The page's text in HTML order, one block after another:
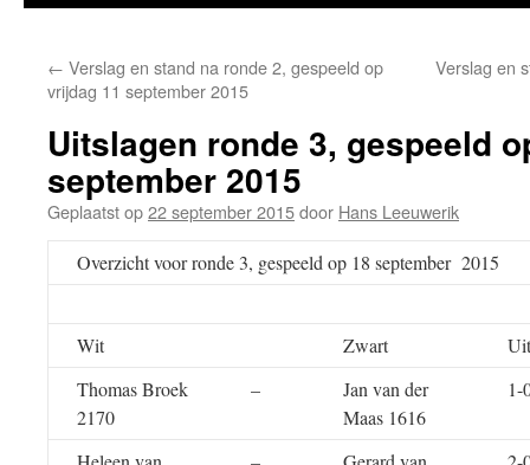
← Verslag en stand na ronde 2, gespeeld op
vrijdag 11 september 2015
Verslag en
Uitslagen ronde 3, gespeeld
september 2015
Geplaatst op22 september 2015door Hans Leeuwerik
Overzicht voor ronde 3, gespeeld op 18 september 2015
Wit Zwart
Thomas Broek
2170
–
Jan van der
Maas 1616
1-